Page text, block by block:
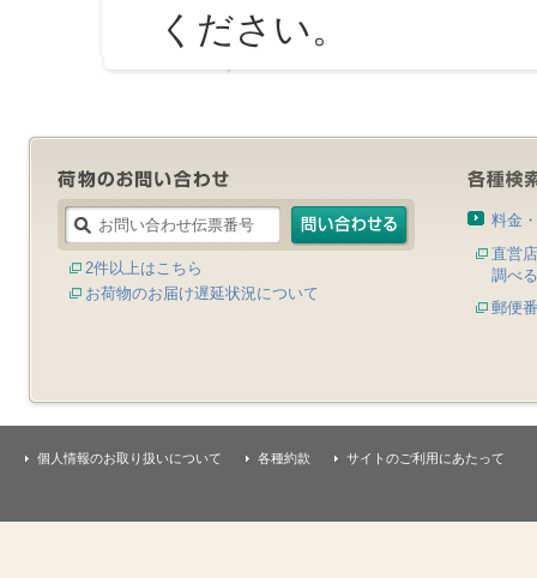
ください。
2件以上はこちら
お荷物のお届け遅延状況について
料金
直営
調べる
郵便
個人情報のお取り扱いについて 各種約款 サイトのご利用にあたって